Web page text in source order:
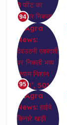
94
95